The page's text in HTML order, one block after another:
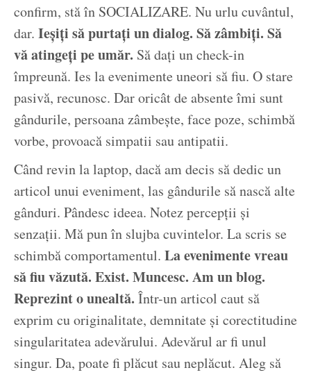
confirm, stă în SOCIALIZARE. Nu urlu cuvântul,
dar. Ieșiți să purtați un dialog. Să zâmbiți. Să
vă atingeți pe umăr. Să dați un check-in
împreună. Ies la evenimente uneori să fiu. O stare
pasivă, recunosc. Dar oricât de absente îmi sunt
gândurile, persoana zâmbește, face poze, schimbă
vorbe, provoacă simpatii sau antipatii.
Când revin la laptop, dacă am decis să dedic un
articol unui eveniment, las gândurile să nască alte
gânduri. Pândesc ideea. Notez percepții și
senzații. Mă pun în slujba cuvintelor. La scris se
schimbă comportamentul. La evenimente vreau
să fiu văzută. Exist. Muncesc. Am un blog.
Reprezint o unealtă. Într-un articol caut să
exprim cu originalitate, demnitate și corectitudine
singularitatea adevărului. Adevărul ar fi unul
singur. Da, poate fi plăcut sau neplăcut. Aleg să